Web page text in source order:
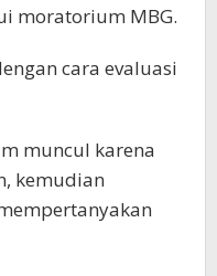
moratorium MBG.
cara evaluasi
muncul karena
kemudian